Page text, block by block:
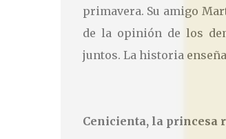
primavera. Su amigo
de la opinión de los
juntos. La historia
Cenicienta, la princesa